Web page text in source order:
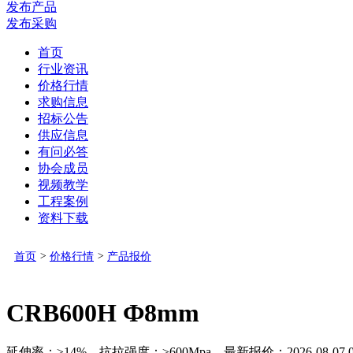
发布产品
发布采购
首页
行业资讯
价格行情
求购信息
招标公告
供应信息
有问必答
协会成员
视频教学
工程案例
资料下载
首页 > 价格行情 > 产品报价
CRB600H Ф8mm